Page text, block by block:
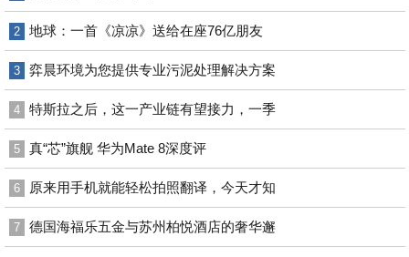
2 地球：一首《凉凉》送给在座76亿朋友
3 弈晨环境为您提供专业污泥处理解决方案
4 特斯拉之后，这一产业链有望接力，一季
5 真“芯”旗舰 华为Mate 8深度评
6 原来用手机就能轻松拍照翻译，今天才知
7 德国海福乐五金与苏州柏悦酒店的奢华邂